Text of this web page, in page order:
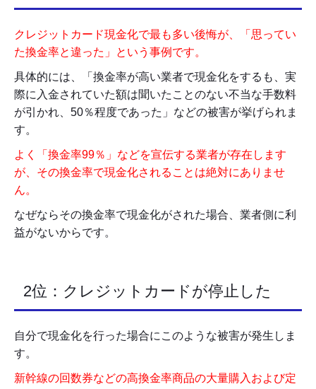
クレジットカード現金化で最も多い後悔が、「思ってい
た換金率と違った」という事例です。
具体的には、「換金率が高い業者で現金化をするも、実
際に入金されていた額は聞いたことのない不当な手数料
が引かれ、50％程度であった」などの被害が挙げられま
す。
よく「換金率99％」などを宣伝する業者が存在します
が、その換金率で現金化されることは絶対にありませ
ん。
なぜならその換金率で現金化がされた場合、業者側に利
益がないからです。
2位：クレジットカードが停止した
自分で現金化を行った場合にこのような被害が発生しま
す。
新幹線の回数券などの高換金率商品の大量購入および定